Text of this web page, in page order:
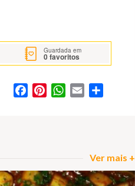
Guardada em
0favoritos
FacebookPinterestWhatsApp
Email
Ver mais +